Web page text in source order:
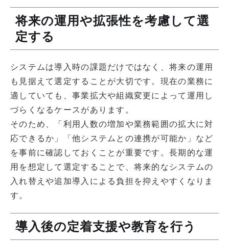
将来の運用や拡張性を考慮して選
定する
システムは導入時の課題だけではなく、将来の運用
も見据えて選定することが大切です。現在の業務に
適していても、事業拡大や組織変更によって運用し
づらくなるケースがあります。
そのため、「利用人数の増加や業務範囲の拡大に対
応できるか」「他システムとの連携が可能か」など
を事前に確認しておくことが重要です。長期的な運
用を想定して選定することで、将来的なシステムの
入れ替えや追加導入による負担を抑えやすくなりま
す。
導入後の定着支援や教育を行う